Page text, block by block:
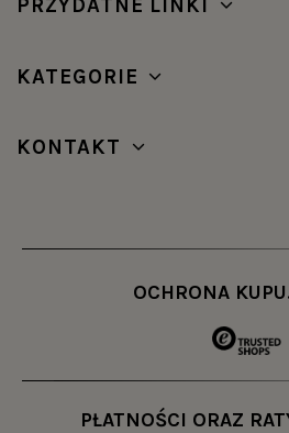
PRZYDATNE LINKI
KATEGORIE
KONTAKT
OCHRONA
PŁATNOŚCI ORAZ